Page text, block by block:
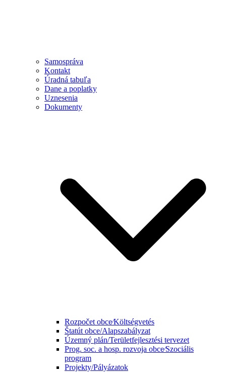
Samospráva
Kontakt
Úradná tabuľa
Dane a poplatky
Uznesenia
Dokumenty
Rozpočet obce⁄Költségvetés
Štatút obce/Alapszabályzat
Územný plán/Területfejlesztési tervezet
Prog. soc. a hosp. rozvoja obce⁄Szociális
program
Projekty/Pályázatok